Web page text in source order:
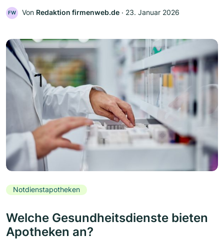
FW Von Redaktion firmenweb.de ‧ 23. Januar 2026
Notdienstapotheken
Welche Gesundheitsdienste bieten
Apotheken an?